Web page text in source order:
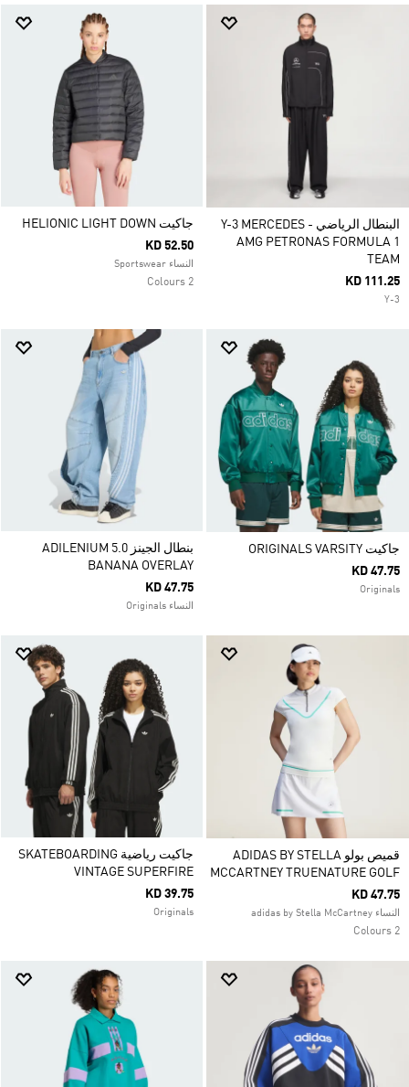
البنطال الرياضي Y-3 MERCEDES -
AMG PETRONAS FORMULA 1
TEAM
KD 111.25
Y-3
جاكيت HELIONIC LIGHT DOWN
KD 52.50
النساء Sportswear
2 Colours
جاكيت ORIGINALS VARSITY
KD 47.75
Originals
بنطال الجينز ADILENIUM 5.0
BANANA OVERLAY
KD 47.75
النساء Originals
قميص بولو ADIDAS BY STELLA
MCCARTNEY TRUENATURE GOLF
KD 47.75
النساء adidas by Stella McCartney
2 Colours
جاكيت رياضية SKATEBOARDING
VINTAGE SUPERFIRE
KD 39.75
Originals